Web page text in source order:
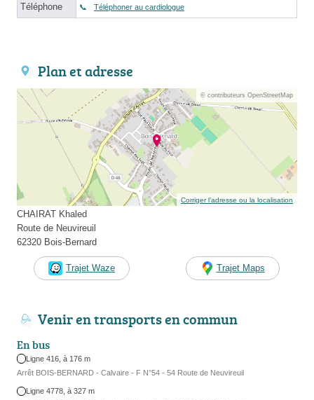
Téléphone Téléphoner au cardiologue
Plan et adresse
© contributeurs OpenStreetMap
Corriger l’adresse ou la localisation
CHAIRAT Khaled
Route de Neuvireuil
62320 Bois-Bernard
Trajet Waze Trajet Maps
Venir en transports en commun
En bus
Ligne 416, à 176 m
Arrêt BOIS-BERNARD - Calvaire - F N°54 - 54 Route de Neuvireuil
Ligne 4778, à 327 m